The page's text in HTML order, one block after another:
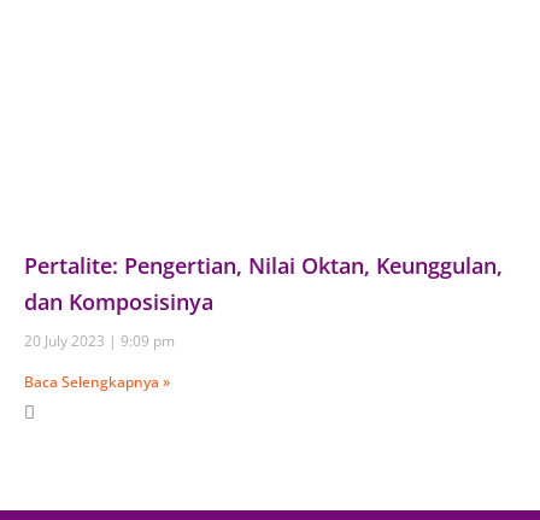
Pertalite: Pengertian, Nilai Oktan, Keunggulan,
dan Komposisinya
20 July 2023
9:09 pm
Baca Selengkapnya »